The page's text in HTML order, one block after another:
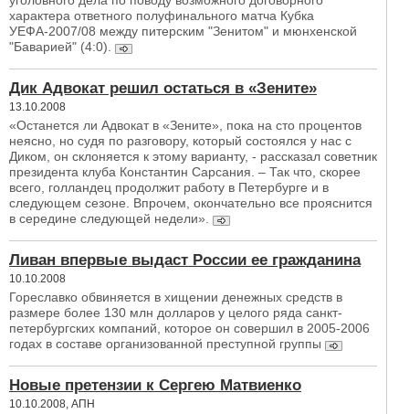
характера ответного полуфинального матча Кубка
УЕФА-2007/08 между питерским "Зенитом" и мюнхенской
"Баварией" (4:0).
Дик Адвокат решил остаться в «Зените»
13.10.2008
«Останется ли Адвокат в «Зените», пока на сто процентов
неясно, но судя по разговору, который состоялся у нас с
Диком, он склоняется к этому варианту, - рассказал советник
президента клуба Константин Сарсания. – Так что, скорее
всего, голландец продолжит работу в Петербурге и в
следующем сезоне. Впрочем, окончательно все прояснится
в середине следующей недели».
Ливан впервые выдаст России ее гражданина
10.10.2008
Гореславко обвиняется в хищении денежных средств в
размере более 130 млн долларов у целого ряда санкт-
петербургских компаний, которое он совершил в 2005-2006
годах в составе организованной преступной группы
Новые претензии к Сергею Матвиенко
10.10.2008, АПН